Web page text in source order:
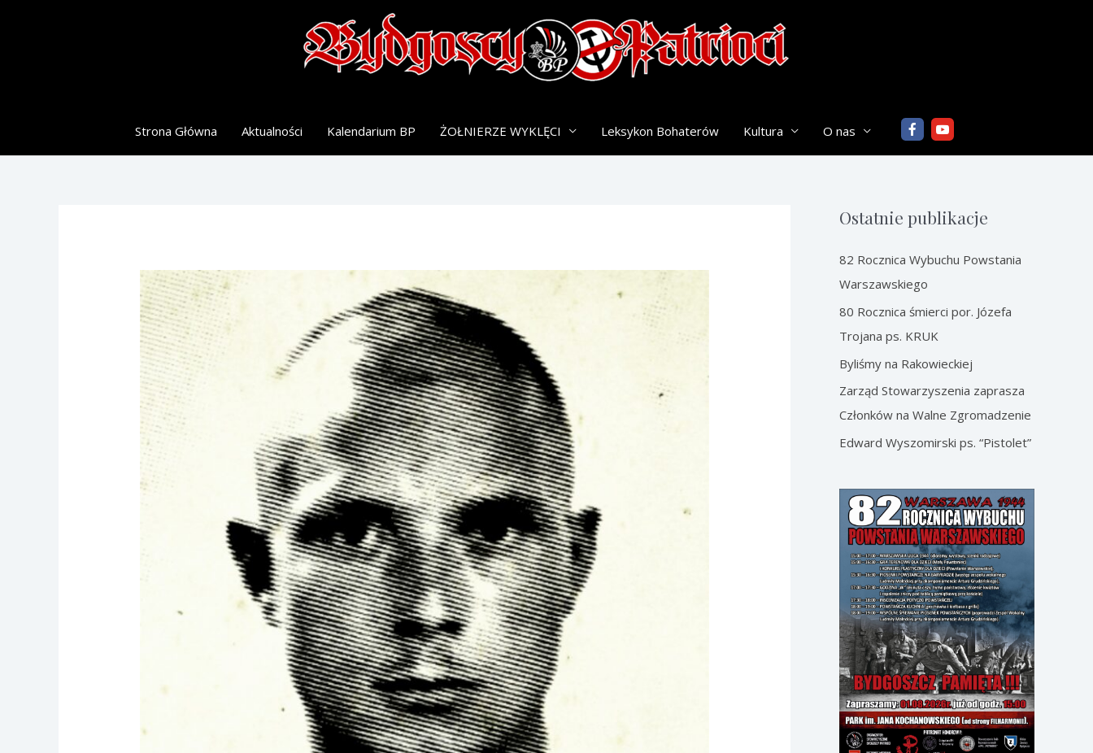
Strona Główna Aktualności Kalendarium BP ŻOŁNIERZE WYKLĘCI Leksykon Bohaterów Kultura O nas
Ostatnie publikacje
82 Rocznica Wybuchu Powstania
Warszawskiego
80 Rocznica śmierci por. Józefa
Trojana ps. KRUK
Byliśmy na Rakowieckiej
Zarząd Stowarzyszenia zaprasza
Członków na Walne Zgromadzenie
Edward Wyszomirski ps. “Pistolet”